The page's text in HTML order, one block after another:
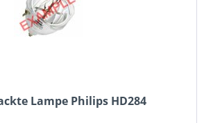
Lampe Philips HD284